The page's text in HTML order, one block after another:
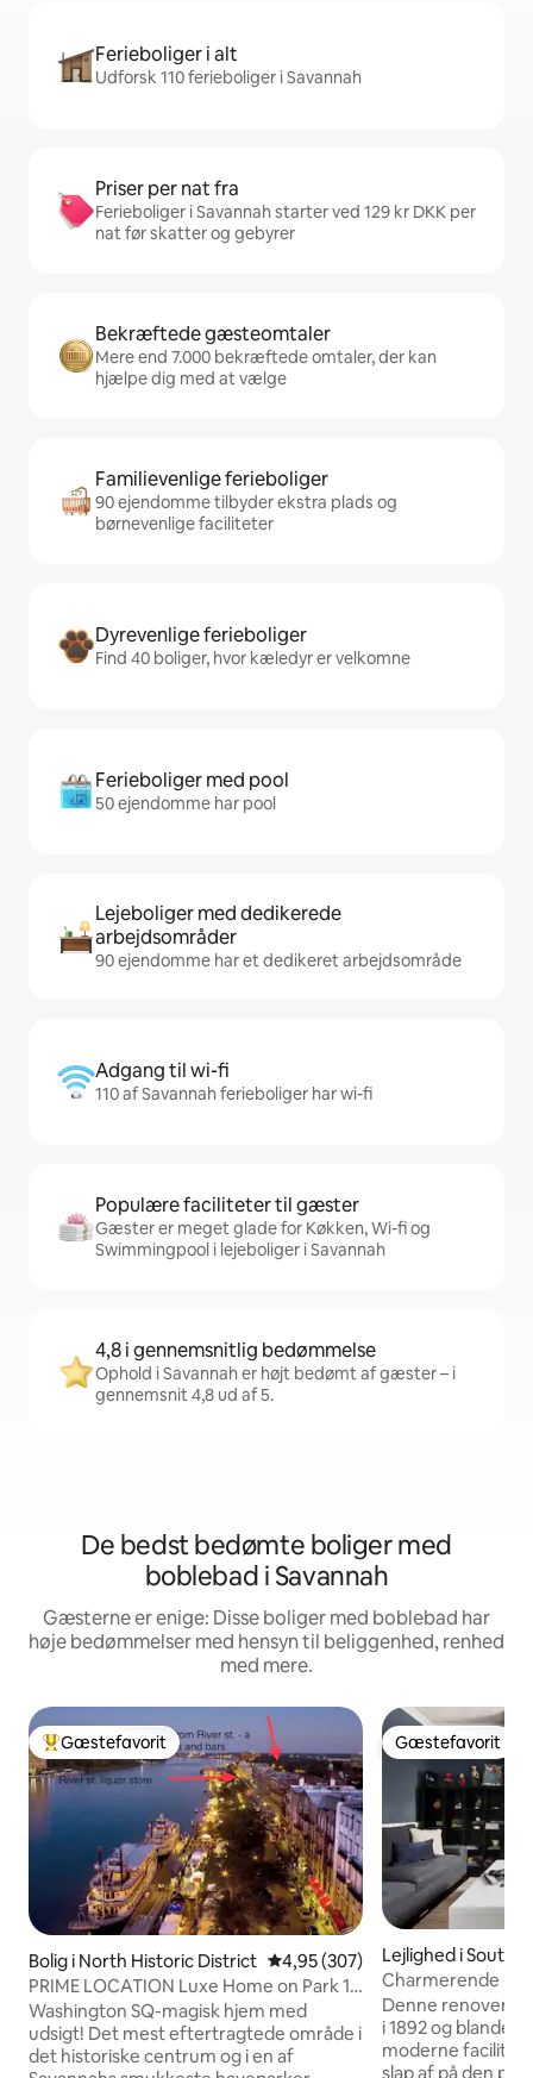
Ferieboliger i alt
Udforsk 110 ferieboliger i Savannah
Priser per nat fra
Ferieboliger i Savannah starter ved 129 kr DKK per
nat før skatter og gebyrer
Bekræftede gæsteomtaler
Mere end 7.000 bekræftede omtaler, der kan
hjælpe dig med at vælge
Familievenlige ferieboliger
90 ejendomme tilbyder ekstra plads og
børnevenlige faciliteter
Dyrevenlige ferieboliger
Find 40 boliger, hvor kæledyr er velkomne
Ferieboliger med pool
50 ejendomme har pool
Lejeboliger med dedikerede
arbejdsområder
90 ejendomme har et dedikeret arbejdsområde
Adgang til wi-fi
110 af Savannah ferieboliger har wi-fi
Populære faciliteter til gæster
Gæster er meget glade for Køkken, Wi-fi og
Swimmingpool i lejeboliger i Savannah
4,8 i gennemsnitlig bedømmelse
Ophold i Savannah er højt bedømt af gæster – i
gennemsnit 4,8 ud af 5.
De bedst bedømte boliger med
boblebad i Savannah
Gæsterne er enige: Disse boliger med boblebad har
høje bedømmelser med hensyn til beliggenhed, renhed
med mere.
Bedste gæstefavorit
Gæstefavorit
Bolig i North Historic District 4,95 ud af 5 i gennemsnitlig
4,95 (307)
PRIME LOCATION Luxe Home on Park 1
blk til River St
Washington SQ-magisk hjem med
udsigt! Det mest eftertragtede område i
det historiske centrum og i en af
Gæstefavorit
Gæstefavorit
Lejlighed i South
trict
Charmerende
centrum med
Denne
i 1892 og blander
moderne
slap af på den